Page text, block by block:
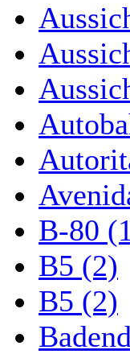
B-80
B5 (2)
B5 (2)